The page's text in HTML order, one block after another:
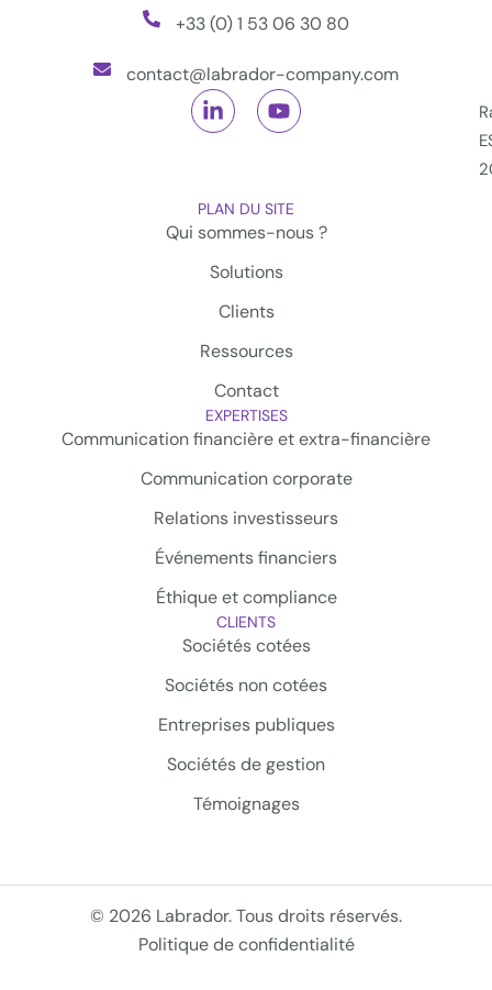
+33 (0) 1 53 06 30 80
contact@labrador-company.com
PLAN DU SITE
Qui sommes-nous ?
Solutions
Clients
Ressources
Contact
EXPERTISES
Communication financière et extra-financière
Communication corporate
Relations investisseurs
Événements financiers
Éthique et compliance
CLIENTS
Sociétés cotées
Sociétés non cotées
Entreprises publiques
Sociétés de gestion
Témoignages
© 2026 Labrador. Tous droits réservés.
Politique de confidentialité